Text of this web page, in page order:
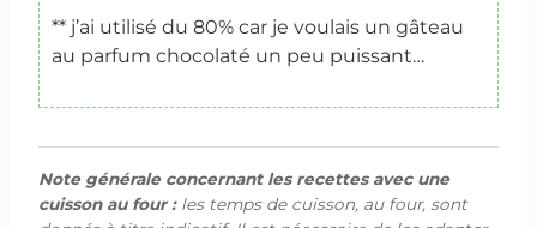
** j’ai utilisé du 80% car je voulais un gâteau
au parfum chocolaté un peu puissant…
Note générale concernant les recettes avec une
cuisson au four :les temps de cuisson, au four, sont